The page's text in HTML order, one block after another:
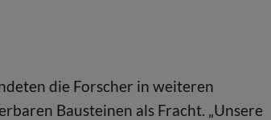
die Forscher in weiteren
Bausteinen als Fracht. „Unsere